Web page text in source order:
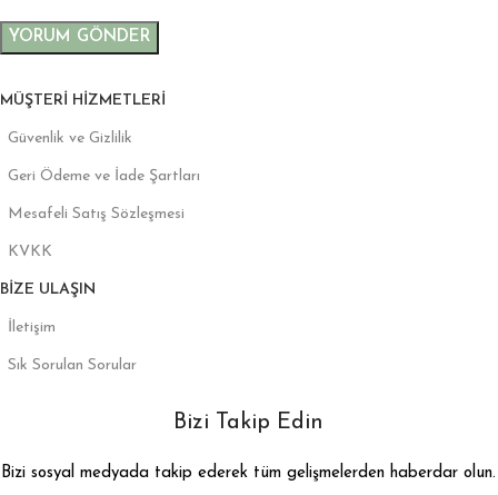
MÜŞTERI HIZMETLERI
Güvenlik ve Gizlilik
Geri Ödeme ve İade Şartları
Mesafeli Satış Sözleşmesi
KVKK
BIZE ULAŞIN
İletişim
Sık Sorulan Sorular
Bizi Takip Edin
Bizi sosyal medyada takip ederek tüm gelişmelerden haberdar olun.